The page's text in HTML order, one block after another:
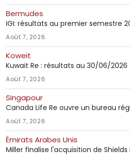
Bermudes
IGI: résultats au premier semestre
Août 7, 2026
Koweit
Kuwait Re : résultats au 30/06/2026
Août 7, 2026
Singapour
Canada Life Re ouvre un bureau
Août 7, 2026
Émirats Arabes Unis
Miller finalise l'acquisition de Shields